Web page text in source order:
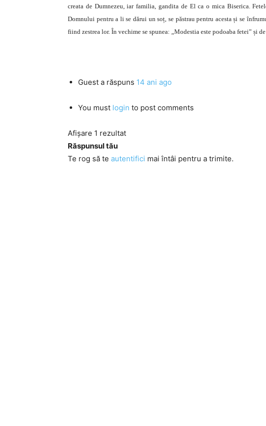
creata de Dumnezeu, iar familia, gandita de El ca o mi­ca Biserica.
Domnului pentru a li se dărui un soț, se păstrau pentru acesta și se
fiind zestrea lor. În vechime se spunea: „Modestia es­te podoaba fetei” și
Guest a răspuns 14 ani ago
You must login to post comments
Afișare 1 rezultat
Răspunsul tău
Te rog să te autentifici mai întâi pentru a trimite.